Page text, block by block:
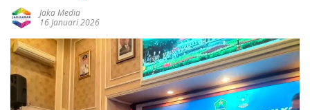
Jaka Media
16 Januari 2026